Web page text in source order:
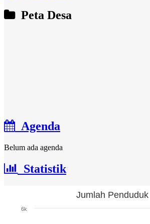
Peta Desa
Agenda
Belum ada agenda
Statistik
Jumlah Penduduk
6k